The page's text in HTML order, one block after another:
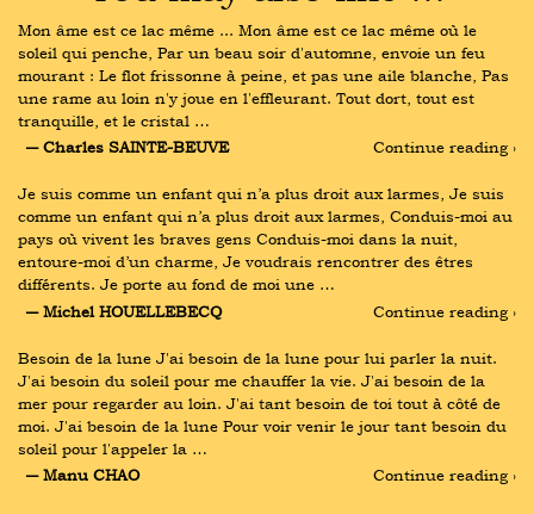
Mon âme est ce lac même ... Mon âme est ce lac même où le
soleil qui penche, Par un beau soir d'automne, envoie un feu
mourant : Le flot frissonne à peine, et pas une aile blanche, Pas
une rame au loin n'y joue en l'effleurant. Tout dort, tout est
tranquille, et le cristal …
― Charles SAINTE-BEUVE
Continue reading ›
Je suis comme un enfant qui n’a plus droit aux larmes, Je suis
comme un enfant qui n’a plus droit aux larmes, Conduis-moi au
pays où vivent les braves gens Conduis-moi dans la nuit,
entoure-moi d’un charme, Je voudrais rencontrer des êtres
différents. Je porte au fond de moi une …
― Michel HOUELLEBECQ
Continue reading ›
Besoin de la lune J'ai besoin de la lune pour lui parler la nuit.
J'ai besoin du soleil pour me chauffer la vie. J'ai besoin de la
mer pour regarder au loin. J'ai tant besoin de toi tout à côté de
moi. J'ai besoin de la lune Pour voir venir le jour tant besoin du
soleil pour l'appeler la …
― Manu CHAO
Continue reading ›